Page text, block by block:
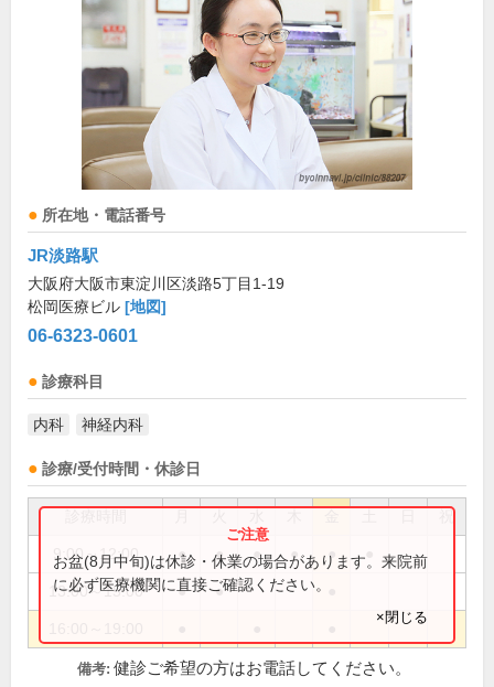
所在地・電話番号
JR淡路駅
大阪府大阪市東淀川区淡路5丁目1-19
松岡医療ビル [地図]
06-6323-0601
診療科目
内科 神経内科
診療/受付時間・休診日
祝
9:00～12:00 ● ● ● ● ●
13:00～15:00 ● ●
お盆(8月中旬)は休診・休業の場合があります。来院前
に必ず医療機関に直接ご確認ください。
×閉じる
備考: 健診ご希望の方はお電話してください。